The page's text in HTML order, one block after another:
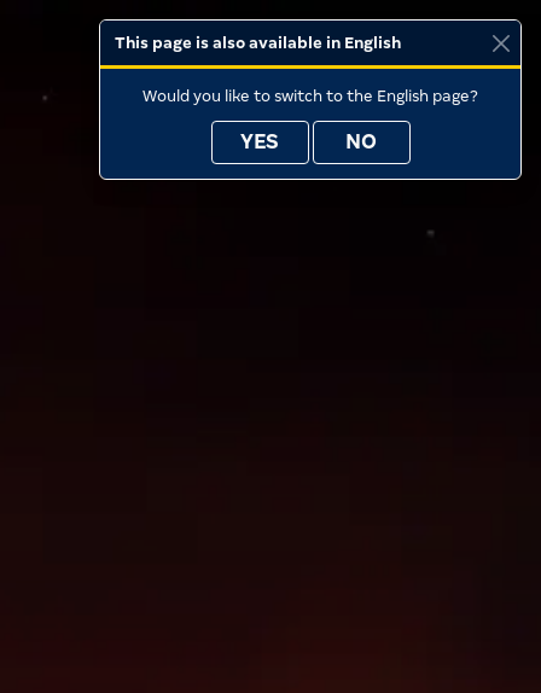
This page is also available in English
Would you like to switch to the English page?
YES NO